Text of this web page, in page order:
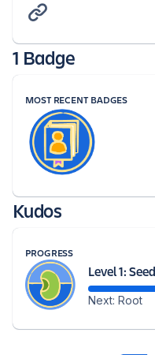
1 Badge
MOST RECENT BADGES
Kudos
PROGRESS
Level 1: Seed
Next: Root